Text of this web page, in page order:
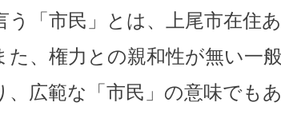
「市民」とは、上尾市在住
、権力との親和性が無い一般
広範な「市民」の意味でもあ